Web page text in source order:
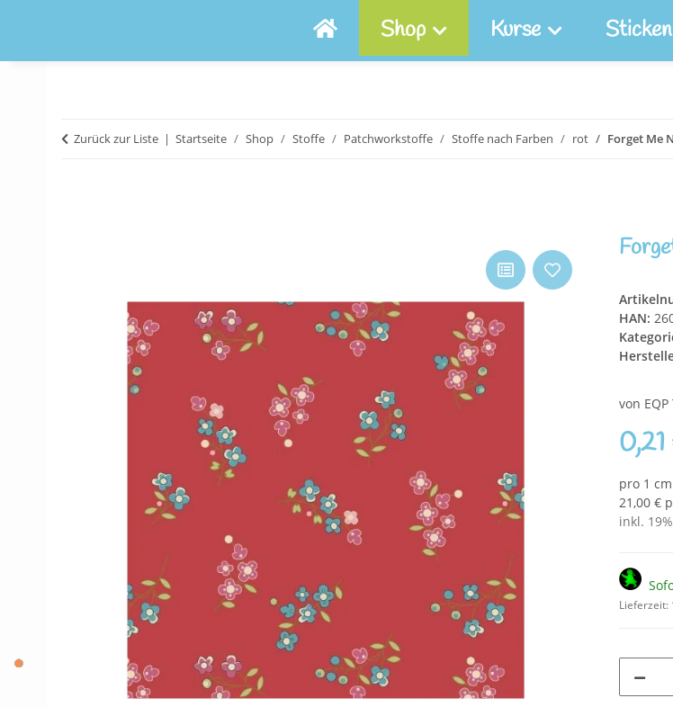
Shop Kurse Sticken
Zurück zur Liste Startseite Shop Stoffe Patchworkstoffe Stoffe nach Farben rot Forget Me
HAN:
von
pro 1 cm
21,00 €
inkl.
Lieferzeit: